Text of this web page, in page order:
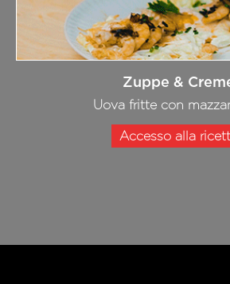
Zuppe &
Pollo al curry con gamberi e
Accesso alla